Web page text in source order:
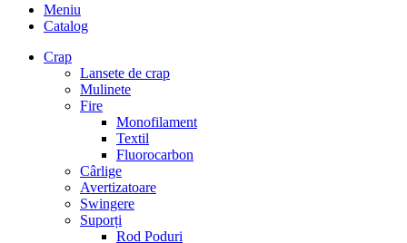
Meniu
Catalog
Crap
Lansete de crap
Mulinete
Fire
Monofilament
Textil
Fluorocarbon
Cârlige
Avertizatoare
Swingere
Suporți
Rod Poduri